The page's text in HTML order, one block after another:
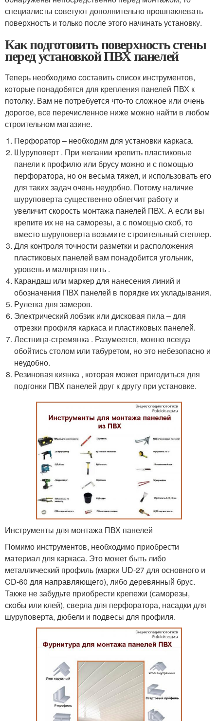
специалисты советуют дополнительно прошпаклевать
поверхность и только после этого начинать установку.
Как подготовить поверхность стены
перед установкой ПВХ панелей
Теперь необходимо составить список инструментов,
которые понадобятся для крепления панелей ПВХ к
потолку. Вам не потребуется что-то сложное или очень
дорогое, все перечисленное ниже можно найти в любом
строительном магазине.
Перфоратор – необходим для установки каркаса.
Шуруповерт . При желании крепить пластиковые
панели к профилю или брусу можно и с помощью
перфоратора, но он весьма тяжел, и использовать его
для таких задач очень неудобно. Потому наличие
шуруповерта существенно облегчит работу и
увеличит скорость монтажа панелей ПВХ. А если вы
крепите их не на саморезы, а с помощью скоб, то
вместо шуруповерта возьмите строительный степлер.
Для контроля точности разметки и расположения
пластиковых панелей вам понадобится угольник,
уровень и малярная нить .
Карандаш или маркер для нанесения линий и
обозначения ПВХ панелей в порядке их укладывания.
Рулетка для замеров.
Электрический лобзик или дисковая пила – для
отрезки профиля каркаса и пластиковых панелей.
Лестница-стремянка . Разумеется, можно всегда
обойтись столом или табуретом, но это небезопасно и
неудобно.
Резиновая киянка , которая может пригодиться для
подгонки ПВХ панелей друг к другу при установке.
Инструменты для монтажа ПВХ панелей
Помимо инструментов, необходимо приобрести
материал для каркаса. Это может быть либо
металлический профиль (марки UD-27 для основного и
CD-60 для направляющего), либо деревянный брус.
Также не забудьте приобрести крепежи (саморезы,
скобы или клей), сверла для перфоратора, насадки для
шуруповерта, дюбели и подвесы для профиля.